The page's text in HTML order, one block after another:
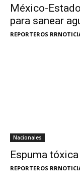
México-
para sanear
REPORTEROS
Nacionales
Espuma
REPORTEROS